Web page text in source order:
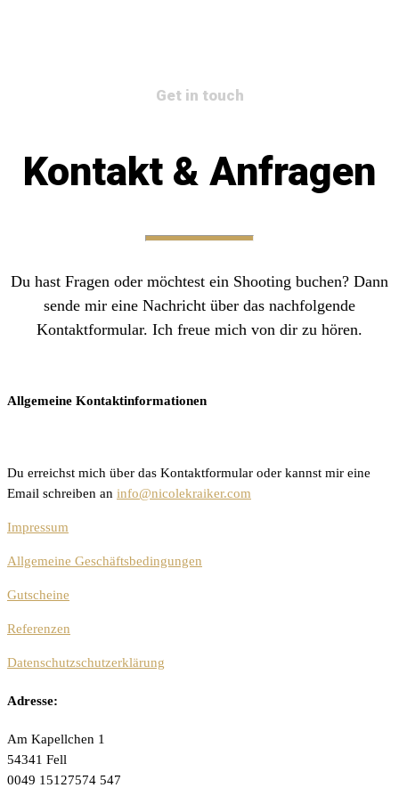
Get in touch
Kontakt & Anfragen
Du hast Fragen oder möchtest ein Shooting buchen? Dann
sende mir eine Nachricht über das nachfolgende
Kontaktformular. Ich freue mich von dir zu hören.
Allgemeine Kontaktinformationen
Du erreichst mich über das Kontaktformular oder kannst mir eine
Email schreiben an info@nicolekraiker.com
Impressum
Allgemeine Geschäftsbedingungen
Gutscheine
Referenzen
Datenschutzschutzerklärung
Adresse:
Am Kapellchen 1
54341 Fell
0049 15127574 547